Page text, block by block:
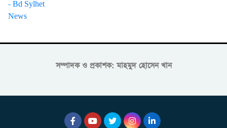
সম্পাদক ও প্রকাশক: মাহমুদ হোসেন খান